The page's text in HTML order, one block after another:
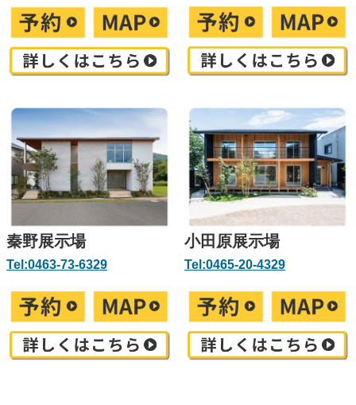
秦野展示場
Tel:0463-73-6329
小田原展示場
Tel:0465-20-4329